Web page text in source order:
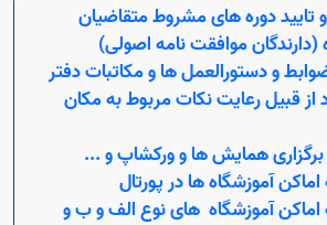
و تایید دوره های مشروط متقاضیان
موافقت نامه اصولی)
و دستورالعمل ها و مکاتبات دفتر
از قبیل رعایت نکات مربوط به مکان
اماکن آموزشگاه های نوع الف و ب و